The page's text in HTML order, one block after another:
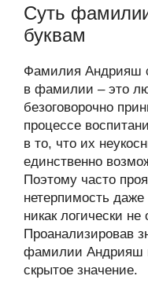
Суть
буквам
Фамилия Андрияш
в фамилии – это
безоговорочно
процессе
в то, что их
единственно
Поэтому часто
нетерпимость даже
никак логически не
Проанализировав
фамилии Андрияш
скрытое значение.